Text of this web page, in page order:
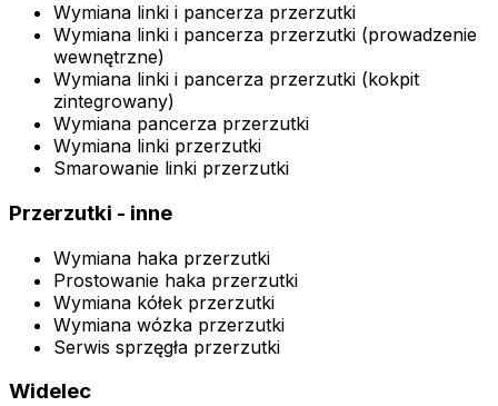
Wymiana linki i pancerza przerzutki
Wymiana linki i pancerza przerzutki (prowadzenie
wewnętrzne)
Wymiana linki i pancerza przerzutki (kokpit
zintegrowany)
Wymiana pancerza przerzutki
Wymiana linki przerzutki
Smarowanie linki przerzutki
Przerzutki - inne
Wymiana haka przerzutki
Prostowanie haka przerzutki
Wymiana kółek przerzutki
Wymiana wózka przerzutki
Serwis sprzęgła przerzutki
Widelec